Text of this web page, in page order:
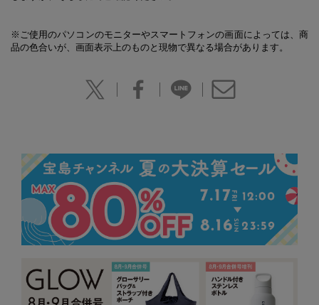
※ご使用のパソコンのモニターやスマートフォンの画面によっては、商
品の色合いが、画面表示上のものと現物で異なる場合があります。